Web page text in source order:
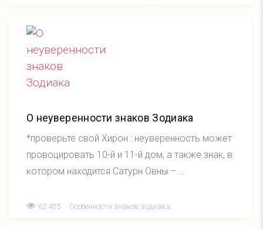
О неуверенности знаков Зодиака
*проверьте свой Хирон : неуверенность может
провоцировать 10-й и 11-й дом, а также знак, в
котором находится Сатурн Овны – …
62 435 Особенности знаков зодиака